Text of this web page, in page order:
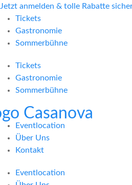
Jetzt anmelden & tolle Rabatte
Tickets
Gastronomie
Sommerbühne
Tickets
Gastronomie
Sommerbühne
Eventlocation
Über Uns
Kontakt
Eventlocation